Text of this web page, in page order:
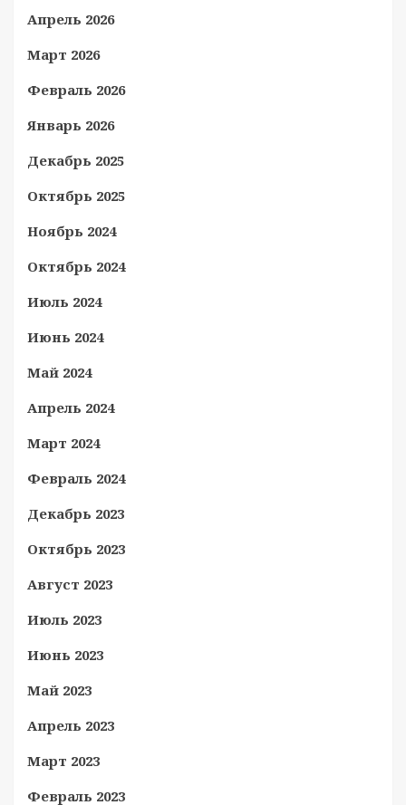
Апрель 2026
Март 2026
Февраль 2026
Январь 2026
Декабрь 2025
Октябрь 2025
Ноябрь 2024
Октябрь 2024
Июль 2024
Июнь 2024
Май 2024
Апрель 2024
Март 2024
Февраль 2024
Декабрь 2023
Октябрь 2023
Август 2023
Июль 2023
Июнь 2023
Май 2023
Апрель 2023
Март 2023
Февраль 2023